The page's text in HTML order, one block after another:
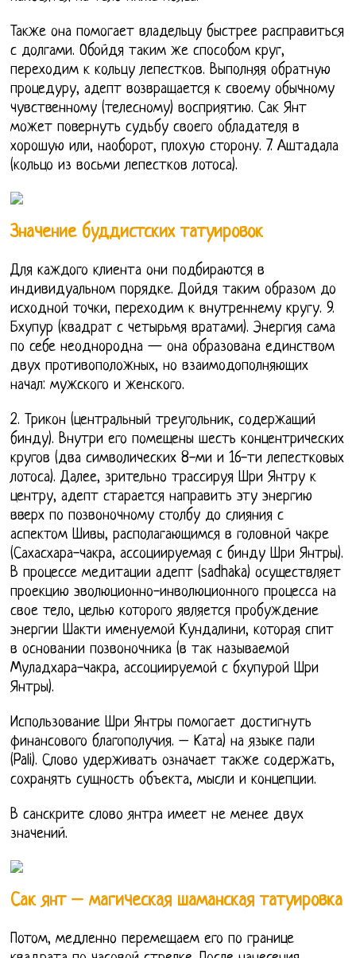
Также она помогает владельцу быстрее расправиться
с долгами. Обойдя таким же способом круг,
переходим к кольцу лепестков. Выполняя обратную
процедуру, адепт возвращается к своему обычному
чувственному (телесному) восприятию. Сак Янт
может повернуть судьбу своего обладателя в
хорошую или, наоборот, плохую сторону. 7. Аштадала
(кольцо из восьми лепестков лотоса).
Значение буддистских татуировок
Для каждого клиента они подбираются в
индивидуальном порядке. Дойдя таким образом до
исходной точки, переходим к внутреннему кругу. 9.
Бхупур (квадрат с четырьмя вратами). Энергия сама
по себе неоднородна — она образована единством
двух противоположных, но взаимодополняющих
начал: мужского и женского.
2. Трикон (центральный треугольник, содержащий
бинду). Внутри его помещены шесть концентрических
кругов (два символических 8-ми и 16-ти лепестковых
лотоса). Далее, зрительно трассируя Шри Янтру к
центру, адепт старается направить эту энергию
вверх по позвоночному столбу до слияния с
аспектом Шивы, располагающимся в головной чакре
(Сахасхара-чакра, ассоциируемая с бинду Шри Янтры).
В процессе медитации адепт (sadhaka) осуществляет
проекцию эволюционно-инволюционного процесса на
свое тело, целью которого является пробуждение
энергии Шакти именуемой Кундалини, которая спит
в основании позвоночника (в так называемой
Муладхара-чакра, ассоциируемой с бхупурой Шри
Янтры).
Использование Шри Янтры помогает достигнуть
финансового благополучия. – Ката) на языке пали
(Pali). Слово удерживать означает также содержать,
сохранять сущность объекта, мысли и концепции.
В санскрите слово янтра имеет не менее двух
значений.
Сак янт – магическая шаманская татуировка
Потом, медленно перемещаем его по границе